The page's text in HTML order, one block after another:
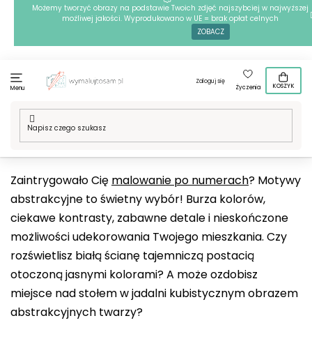
Przejść
treści
Możemy tworzyć obrazy na podstawie Twoich zdjęć najszybciej w najwyższej
możliwej jakości. Wyprodukowano w UE = brak opłat celnych
ZOBACZ
Menu
Zaloguj się
Życzenia
KOSZYK
Home
Techniki / Malowanie po numerach
Sztuka / Motywy abstrakcyjne
Zaintrygowało Cię malowanie po numerach? Motywy
abstrakcyjne to świetny wybór! Burza kolorów,
ciekawe kontrasty, zabawne detale i nieskończone
możliwości udekorowania Twojego mieszkania. Czy
rozświetlisz białą ścianę tajemniczą postacią
otoczoną jasnymi kolorami? A może ozdobisz
miejsce nad stołem w jadalni kubistycznym obrazem
abstrakcyjnych twarzy?